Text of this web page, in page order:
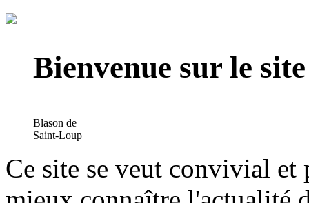
Bienvenue sur le
Blason de
Saint-Loup
Ce site se veut convivial et